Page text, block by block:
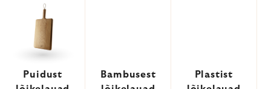
Puidust
Bambusest
Plastist